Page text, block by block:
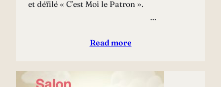
et défilé « C’est Moi le Patron ».
…
Read more